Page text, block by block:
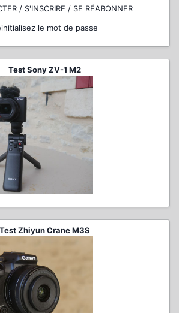
/ S'INSCRIRE / SE RÉABONNER
le mot de passe
Test Sony ZV-1 M2
Test Zhiyun Crane M3S